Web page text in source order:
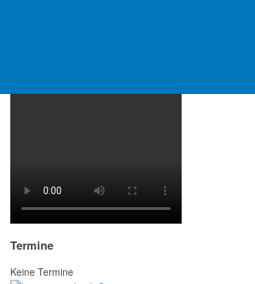
Termine
Keine Termine